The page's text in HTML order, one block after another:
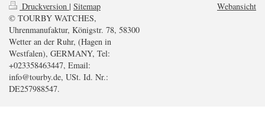
Druckversion | Sitemap
© TOURBY WATCHES,
Uhrenmanufaktur, Königstr. 78, 58300
Wetter an der Ruhr, (Hagen in
Westfalen), GERMANY, Tel:
+023358463447, Email:
info@tourby.de, USt. Id. Nr.:
DE257988547.
Webansicht